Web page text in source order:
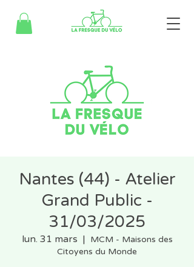
Nantes (44) - Atelier
Grand Public -
31/03/2025
lun. 31 mars
  |
MCM - Maisons des
Citoyens du Monde